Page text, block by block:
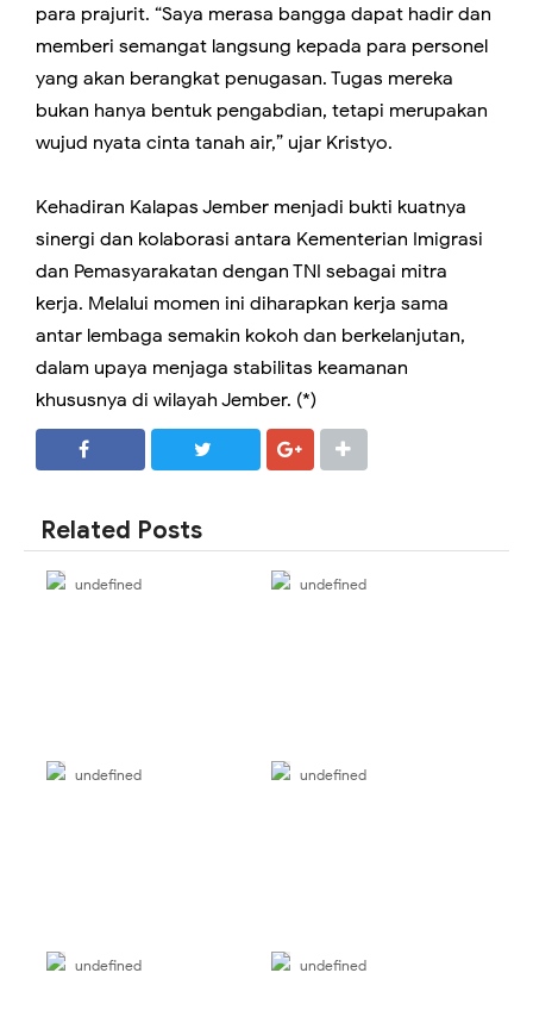
para prajurit. “Saya merasa bangga dapat hadir dan
memberi semangat langsung kepada para personel
yang akan berangkat penugasan. Tugas mereka
bukan hanya bentuk pengabdian, tetapi merupakan
wujud nyata cinta tanah air,” ujar Kristyo.
Kehadiran Kalapas Jember menjadi bukti kuatnya
sinergi dan kolaborasi antara Kementerian Imigrasi
dan Pemasyarakatan dengan TNI sebagai mitra
kerja. Melalui momen ini diharapkan kerja sama
antar lembaga semakin kokoh dan berkelanjutan,
dalam upaya menjaga stabilitas keamanan
khususnya di wilayah Jember. (*)
Related Posts
undefined undefined
undefined undefined
undefined undefined